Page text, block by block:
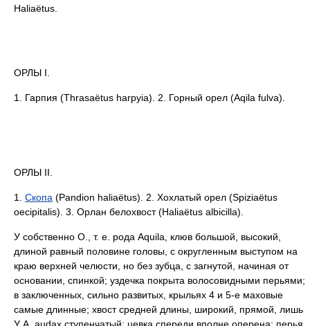
Haliaёtus.
ОРЛЫ I.
1. Гарпия (Thrasaёtus harpyia). 2. Горный орел (Aqila fulva).
ОРЛЫ II.
1. Скопа (Pandion haliaёtus). 2. Хохлатый орел (Spiziaёtus
oecipitalis). 3. Орлан белохвост (Haliaёtus albicilla).
У собственно О., т. е. рода Aquila, клюв большой, высокий,
длиной равный половине головы, с округленным выступом на
краю верхней челюсти, но без зубца, с загнутой, начиная от
основании, спинкой; уздечка покрыта волосовидными перьями;
в заключенных, сильно развитых, крыльях 4 и 5-е маховые
самые длинные; хвост средней длины, широкий, прямой, лишь